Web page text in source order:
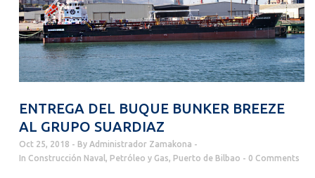
ENTREGA DEL BUQUE BUNKER BREEZE
AL GRUPO SUARDIAZ
Oct 25, 2018 By Administrador Zamakona
In Construcción Naval, Petróleo y Gas, Puerto de Bilbao 0 Comments